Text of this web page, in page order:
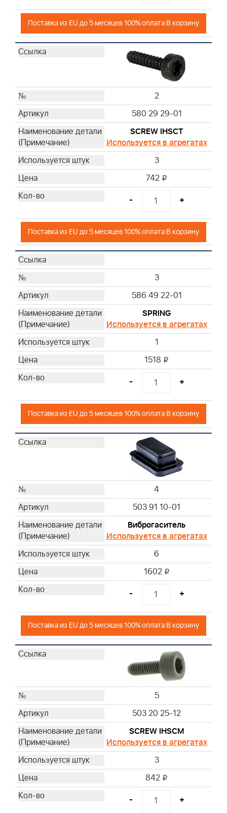
Поставка из EU до 5 месяцев 100% оплата В корзину
2
580 29 29-01
SCREW IHSCT
Используется в агрегатах
3
742 i
- +
Поставка из EU до 5 месяцев 100% оплата В корзину
3
586 49 22-01
SPRING
Используется в агрегатах
1
1518 i
- +
Поставка из EU до 5 месяцев 100% оплата В корзину
4
503 91 10-01
Виброгаситель
Используется в агрегатах
6
1602 i
- +
Поставка из EU до 5 месяцев 100% оплата В корзину
5
503 20 25-12
SCREW IHSCM
Используется в агрегатах
3
842 i
- +